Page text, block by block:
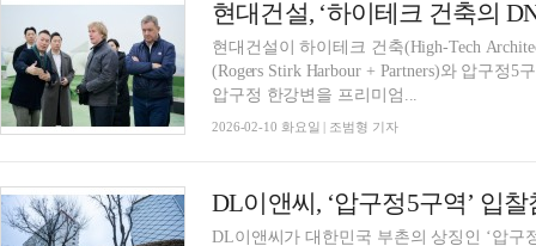
현대건설, ‘하이테크 건축의
현대건설이 하이테크 건축(High-Tech
(Rogers Stirk Harbour + Partners)와 압구정
압구정 한강변을 프리미엄...
2026-02-10 화요일 | 조범형 기자
DL이앤씨, ‘압구정5구역’ 입
DL이앤씨가 대한민국 부촌의 상징인 ‘압구